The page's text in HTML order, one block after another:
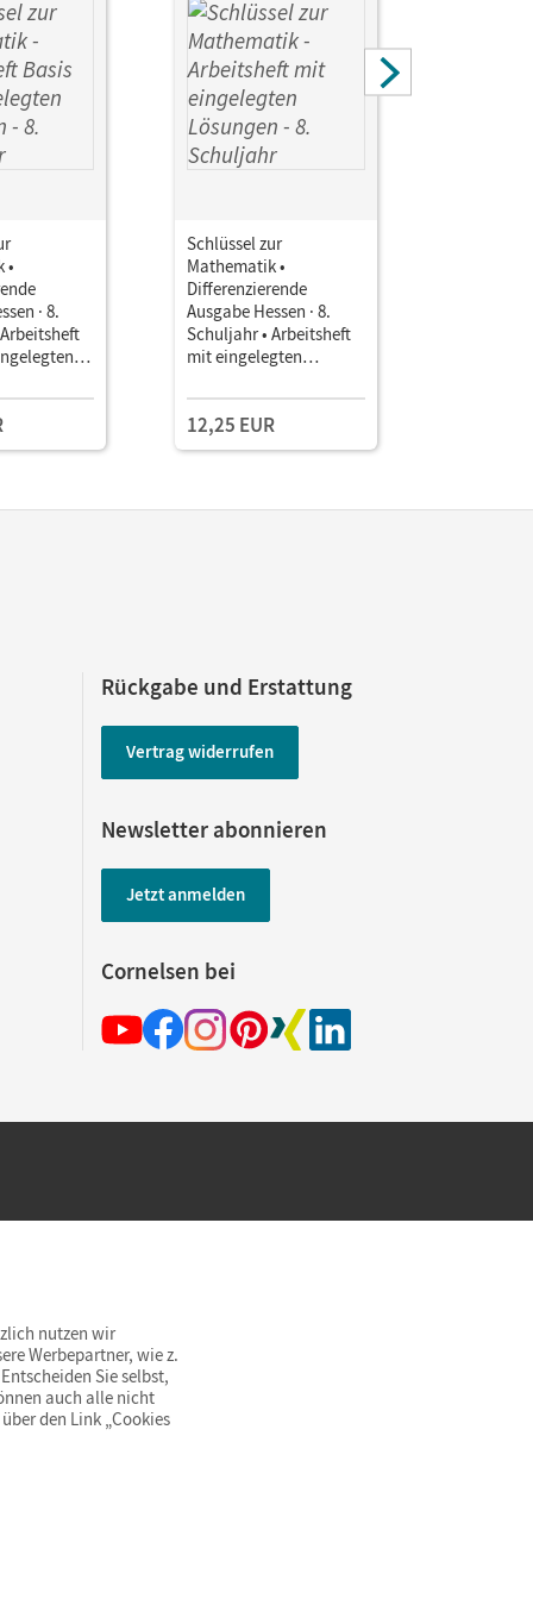
•
· 8.
Schlüssel zur
Mathematik •
Differenzierende
Ausgabe Hessen · 8.
Schuljahr • Arbeitsheft
mit eingelegten
12,25 EUR
Rückgabe und Erstattung
Vertrag widerrufen
Newsletter abonnieren
Jetzt anmelden
Cornelsen bei
innerhalb Deutschlands
nutzen wir
Werbepartner, wie z.
Sie selbst,
auch alle nicht
den Link „Cookies